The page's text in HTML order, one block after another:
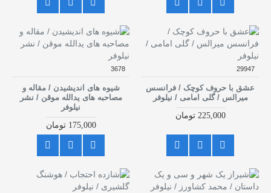
29947
عشق با حروف کوچک / فرانسس
میرالس / گلی امامی / نیلوفر
225,000 تومان
3678
شیوه های اندیشیدن / مقاله و
مصاحبه های یدالله موقن / نشر
نیلوفر
175,000 تومان